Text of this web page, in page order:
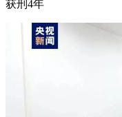
获刑4年